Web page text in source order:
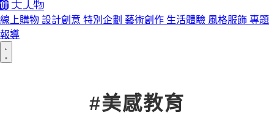
線上購物 設計創意 特別企劃 藝術創作 生活體驗 風格服飾 專題
報導
#美感教育